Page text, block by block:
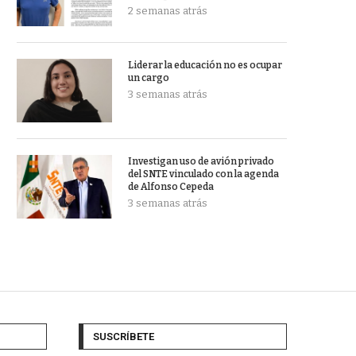
2 semanas atrás
Liderar la educación no es ocupar
un cargo
3 semanas atrás
Investigan uso de avión privado
del SNTE vinculado con la agenda
de Alfonso Cepeda
3 semanas atrás
SUSCRÍBETE